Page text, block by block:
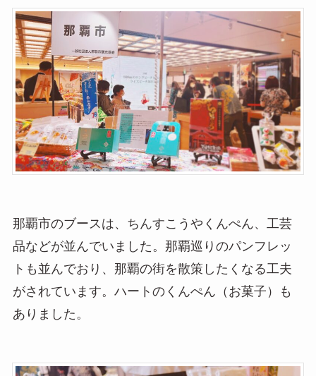
那覇市のブースは、ちんすこうやくんぺん、工芸
品などが並んでいました。那覇巡りのパンフレッ
トも並んでおり、那覇の街を散策したくなる工夫
がされています。ハートのくんぺん（お菓子）も
ありました。